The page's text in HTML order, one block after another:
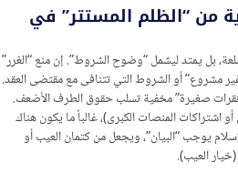
من “الظلم المستتر” في
بل يمتد ليشمل “وضوح الشروط”. إن منع “الغرر”
مشروع” أو الشروط التي تتنافى مع مقتضى العقد.
صغيرة” مخفية تسلب حقوق الطرف الأضعف.
اشتراكات المنصات الكبرى)، غالباً ما يكون هناك
يوجب “البيان”، ويجعل من كتمان العيب أو
العيب).